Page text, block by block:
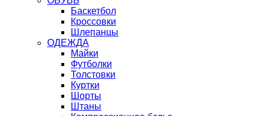
Баскетбол
Кроссовки
Шлепанцы
ОДЕЖДА
Майки
Футболки
Толстовки
Куртки
Шорты
Штаны